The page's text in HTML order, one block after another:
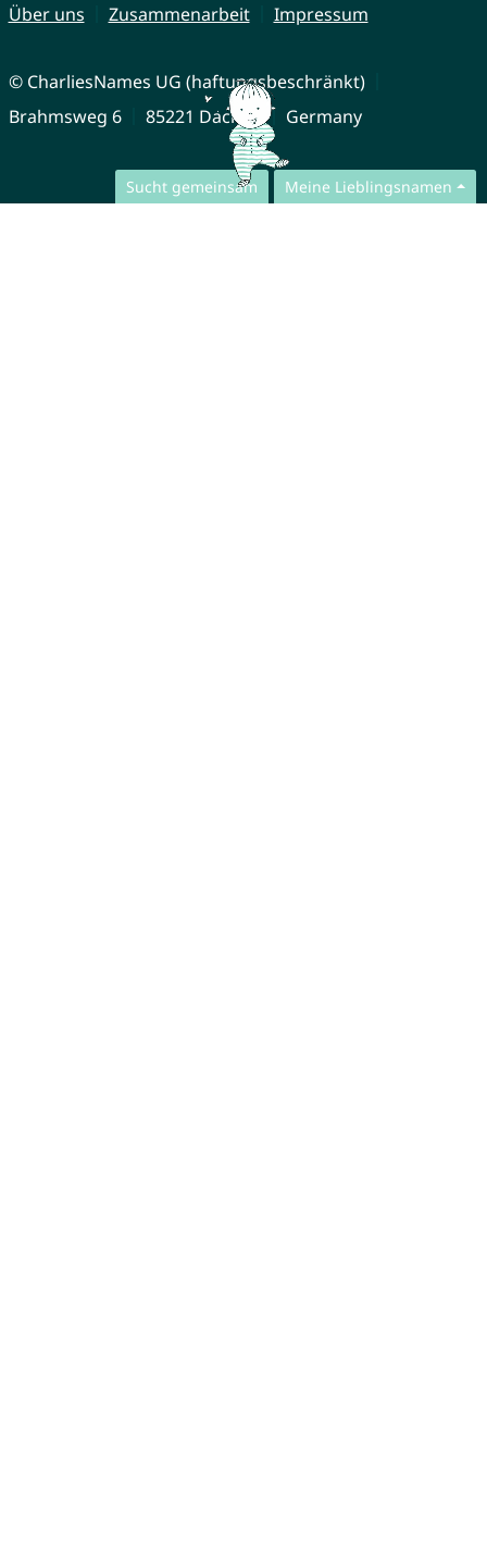
Sucht gemeinsam Meine Lieblingsnamen
Über uns
Zusammenarbeit Impressum
© CharliesNames UG (haftungsbeschränkt)
Brahmsweg 6
85221 Dachau Germany